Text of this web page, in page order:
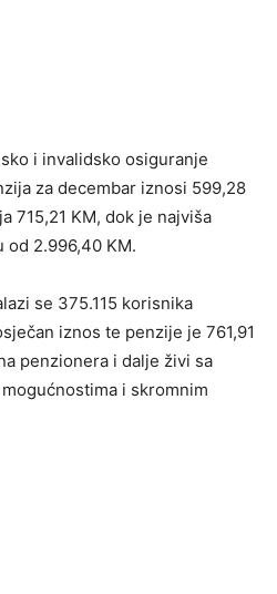
i invalidsko osiguranje
za decembar iznosi 599,28
715,21 KM, dok je najviša
od 2.996,40 KM.
se 375.115 korisnika
iznos te penzije je 761,91
penzionera i dalje živi sa
i skromnim